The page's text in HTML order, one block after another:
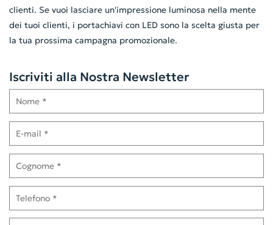
clienti. Se vuoi lasciare un'impressione luminosa nella mente
dei tuoi clienti, i portachiavi con LED sono la scelta giusta per
la tua prossima campagna promozionale.
Iscriviti alla Nostra Newsletter
Nome
E-mail
Cognome
Telefono
Ruolo